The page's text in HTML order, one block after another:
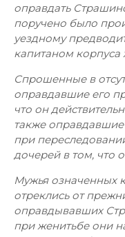
оправдать
поручено было
уездному
капитаном корпуса
Спрошенные в
оправдавшие его
что он
также
при
дочерей в том, что
Мужья означенных
отреклись от
оправдывавших
при женитьбе они